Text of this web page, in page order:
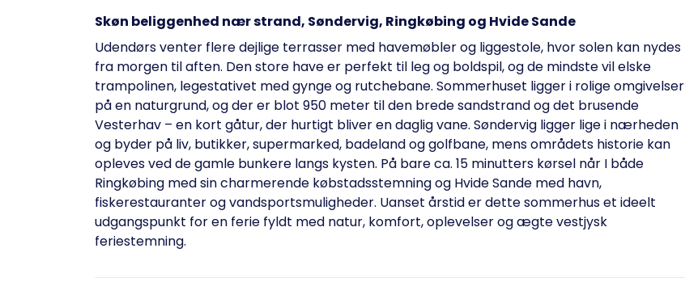
Skøn beliggenhed nær strand, Søndervig, Ringkøbing og Hvide Sande
Udendørs venter flere dejlige terrasser med havemøbler og liggestole, hvor solen kan nydes
fra morgen til aften. Den store have er perfekt til leg og boldspil, og de mindste vil elske
trampolinen, legestativet med gynge og rutchebane. Sommerhuset ligger i rolige omgivelser
på en naturgrund, og der er blot 950 meter til den brede sandstrand og det brusende
Vesterhav – en kort gåtur, der hurtigt bliver en daglig vane. Søndervig ligger lige i nærheden
og byder på liv, butikker, supermarked, badeland og golfbane, mens områdets historie kan
opleves ved de gamle bunkere langs kysten. På bare ca. 15 minutters kørsel når I både
Ringkøbing med sin charmerende købstadsstemning og Hvide Sande med havn,
fiskerestauranter og vandsportsmuligheder. Uanset årstid er dette sommerhus et ideelt
udgangspunkt for en ferie fyldt med natur, komfort, oplevelser og ægte vestjysk
feriestemning.